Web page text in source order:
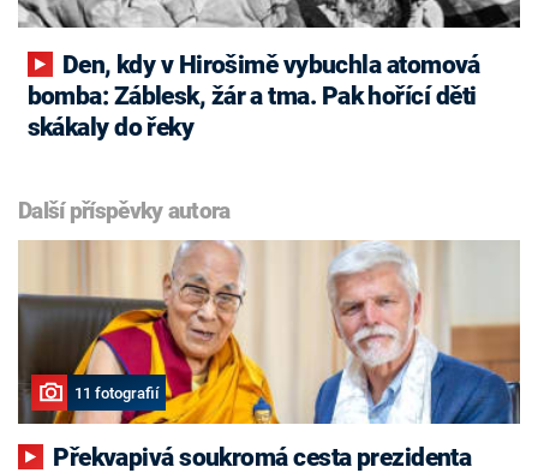
bomba: Záblesk, žár a tma. Pak hořící děti
skákaly do řeky
Další příspěvky autora
11 fotografií